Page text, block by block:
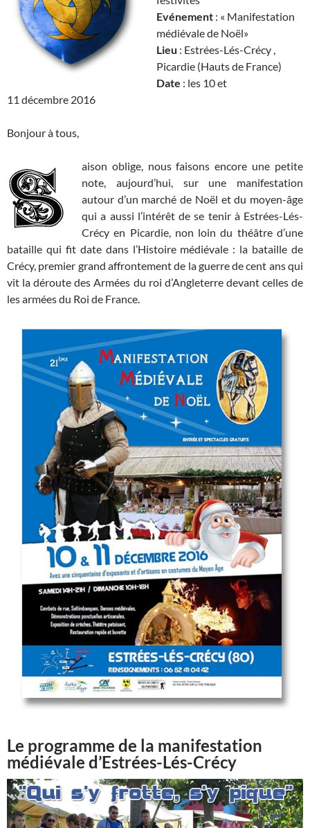
Evénement : « Manifestation
médiévale de Noël»
Lieu : Estrées-Lés-Crécy ,
Picardie (Hauts de France)
Date : les 10 et
11 décembre 2016
Bonjour à tous,
aison oblige, nous faisons encore une petite
note, aujourd’hui, sur une manifestation
autour d’un marché de Noël et du moyen-âge
qui a aussi l’intérêt de se tenir à Estrées-Lés-
Crécy en Picardie, non loin du théâtre d’une
bataille qui fit date dans l’Histoire médiévale : la bataille de
Crécy, premier grand affrontement de la guerre de cent ans qui
vit la déroute des Armées du roi d’Angleterre devant celles de
les armées du Roi de France.
Le programme de la manifestation
médiévale d’Estrées-Lés-Crécy